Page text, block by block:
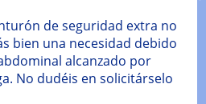
de seguridad extra no
bien una necesidad debido
alcanzado por
No dudéis en solicitárselo